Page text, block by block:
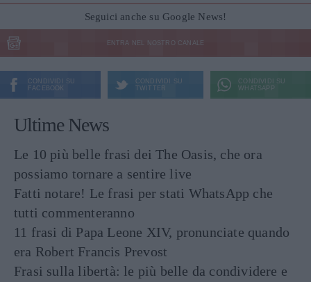
Seguici anche su Google News!
ENTRA NEL NOSTRO CANALE
CONDIVIDI SU
FACEBOOK
CONDIVIDI SU
TWITTER
CONDIVIDI SU
WHATSAPP
Ultime News
Le 10 più belle frasi dei The Oasis, che ora
possiamo tornare a sentire live
Fatti notare! Le frasi per stati WhatsApp che
tutti commenteranno
11 frasi di Papa Leone XIV, pronunciate quando
era Robert Francis Prevost
Frasi sulla libertà: le più belle da condividere e